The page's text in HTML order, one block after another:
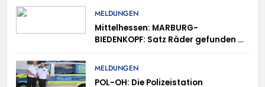
MELDUNGEN
Mittelhessen: MARBURG-
BIEDENKOPF: Satz Räder gefunden –
MELDUNGEN
POL-OH: Die Polizeistation